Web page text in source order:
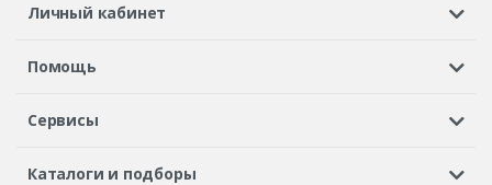
Личный кабинет
Регистрация или вход
Помощь
Шины в кредит
Сервисы
Автосервисы
Бонусная программа
Каталоги и подборы